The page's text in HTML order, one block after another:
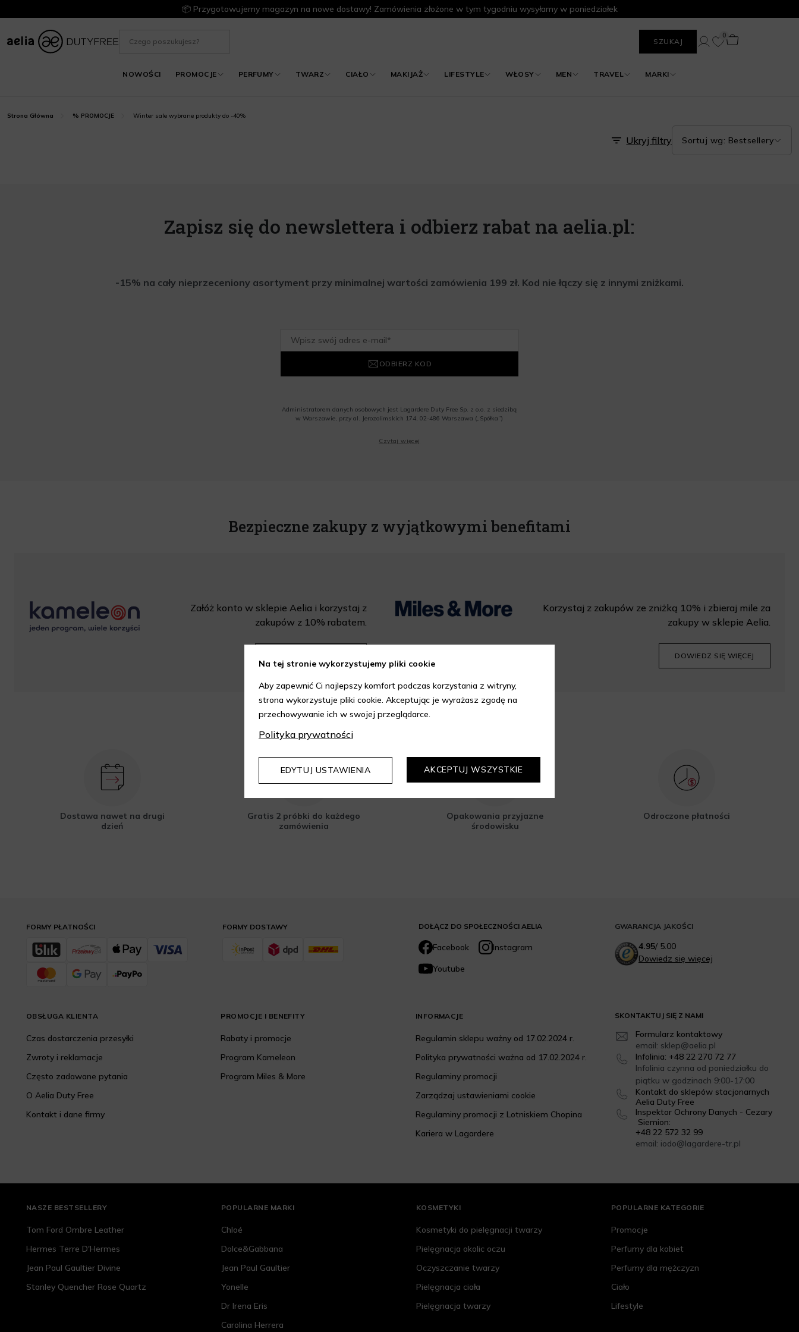
📦 Przygotowujemy magazyn na nowe dostawy! Zamówienia złożone w tym tygodniu wysyłamy w poniedziałek
SZUKAJ
NOWOŚCI PROMOCJE PERFUMY TWARZ CIAŁO MAKIJAŻ LIFESTYLE WŁOSY MEN TRAVEL MARKI
0
Strona Główna % PROMOCJE Winter sale wybrane produkty do -40%
Ukryj filtry Sortuj wg: Bestsellery
Zapisz się do newslettera i odbierz rabat na aelia.pl:
-15% na cały nieprzeceniony asortyment przy minimalnej wartości zamówienia 199 zł. Kod nie łączy się z innymi zniżkami.
ODBIERZ KOD
Administratorem danych osobowych jest Lagardere Duty Free Sp. z o.o. z siedzibą
w Warszawie, przy al. Jerozolimskich 174, 02-486 Warszawa („Spółka”)
o.o. informacji handlowych, w tym newslettera, informacji o promocjach i
Czytaj więcej
Bezpieczne zakupy z wyjątkowymi benefitami
Załóż konto w sklepie Aelia i korzystaj z
zakupów z 10% rabatem.
Korzystaj z zakupów ze zniżką 10% i zbieraj mile za
zakupy w sklepie Aelia.
DOWIEDZ SIĘ WIĘCEJ
Dostawa nawet na drugi
dzień
Gratis 2 próbki do każdego
zamówienia
Opakowania przyjazne
środowisku
Odroczone płatności
DOŁĄCZ DO SPOŁECZNOŚCI AELIA
Facebook
Instagram
Youtube
SKONTAKTUJ SIĘ Z NAMI
Formularz kontaktowy
email: sklep@aelia.pl
Infolinia: +48 22 270 72 77
Infolinia czynna od poniedziałku do
piątku w godzinach 9:00-17:00
Kontakt do sklepów stacjonarnych
Aelia Duty Free
Inspektor Ochrony Danych - Cezary
Siemion:
+48 22 572 32 99
email: iodo@lagardere-tr.pl
FORMY DOSTAWY
FORMY PŁATNOŚCI
OBSŁUGA KLIENTA
Czas dostarczenia przesyłki
Zwroty i reklamacje
Często zadawane pytania
O Aelia Duty Free
Kontakt i dane firmy
PROMOCJE I BENEFITY
Rabaty i promocje
Program Kameleon
Program Miles & More
INFORMACJE
Regulamin sklepu ważny od 17.02.2024 r.
Polityka prywatności ważna od 17.02.2024 r.
Regulaminy promocji
Zarządzaj ustawieniami cookie
Regulaminy promocji z Lotniskiem Chopina
Kariera w Lagardere
GWARANCJA JAKOŚCI
4.95/5.00
Dowiedz się więcej
NASZE BESTSELLERY
Tom Ford Ombre Leather
Hermes Terre D'Hermes
Jean Paul Gaultier Divine
Stanley Quencher Rose Quartz
POPULARNE MARKI
Chloé
Dolce&Gabbana
Jean Paul Gaultier
Yonelle
Dr Irena Eris
Carolina Herrera
KOSMETYKI
Kosmetyki do pielęgnacji twarzy
Pielęgnacja okolic oczu
Oczyszczanie twarzy
Pielęgnacja ciała
Pielęgnacja twarzy
POPULARNE KATEGORIE
Promocje
Perfumy dla kobiet
Perfumy dla mężczyzn
Ciało
Lifestyle
Na tej stronie wykorzystujemy pliki cookie
Aby zapewnić Ci najlepszy komfort podczas korzystania z witryny,
strona wykorzystuje pliki cookie. Akceptując je wyrażasz zgodę na
przechowywanie ich w swojej przeglądarce.
Polityka prywatności
EDYTUJ USTAWIENIA AKCEPTUJ WSZYSTKIE